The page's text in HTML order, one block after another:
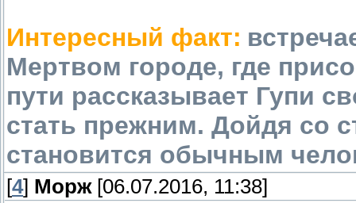
Интересный факт:
Мертвом городе, где
пути рассказывает Гупи
стать прежним. Дойдя со
становится обычным
[4] Морж[06.07.2016, 11:38]